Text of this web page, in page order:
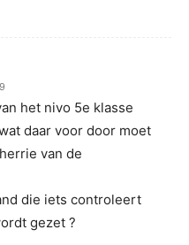
het nivo 5e klasse
daar voor door moet
van de
die iets controleert
gezet ?